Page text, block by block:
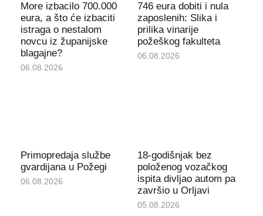
More izbacilo 700.000
eura, a što će izbaciti
istraga o nestalom
novcu iz županijske
blagajne?
06.08.2026
746 eura dobiti i nula
zaposlenih: Slika i
prilika vinarije
požeškog fakulteta
06.08.2026
Primopredaja službe
gvardijana u Požegi
06.08.2026
18-godišnjak bez
položenog vozačkog
ispita divljao autom pa
završio u Orljavi
05.08.2026